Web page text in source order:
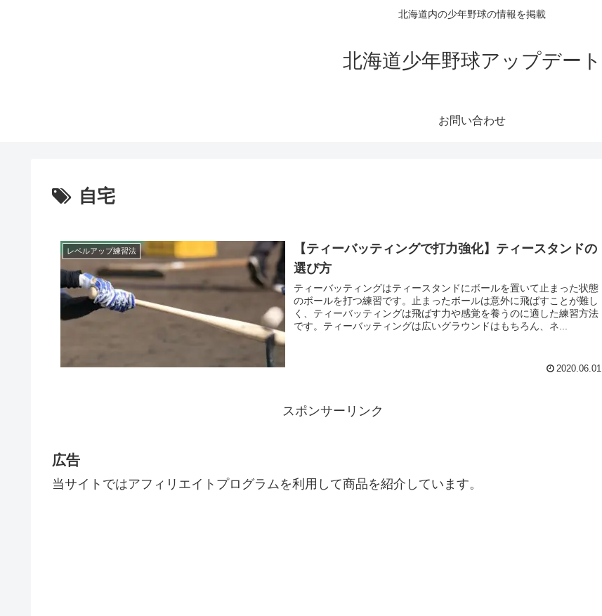
北海道内の少年野球の情報を掲載
北海道少年野球アップデート
お問い合わせ
自宅
レベルアップ練習法
【ティーバッティングで打力強化】ティースタンドの
選び方
ティーバッティングはティースタンドにボールを置いて止まった状態
のボールを打つ練習です。止まったボールは意外に飛ばすことが難し
く、ティーバッティングは飛ばす力や感覚を養うのに適した練習方法
です。ティーバッティングは広いグラウンドはもちろん、ネ...
2020.06.01
スポンサーリンク
広告
当サイトではアフィリエイトプログラムを利用して商品を紹介しています。